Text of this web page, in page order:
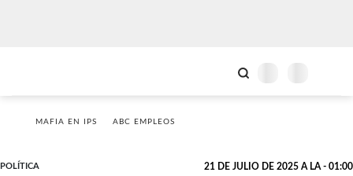
MAFIA EN IPS ABC EMPLEOS
POLÍTICA 21 DE JULIO DE 2025 A LA - 01:00